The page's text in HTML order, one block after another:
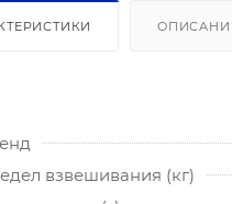
взвешивания (кг)